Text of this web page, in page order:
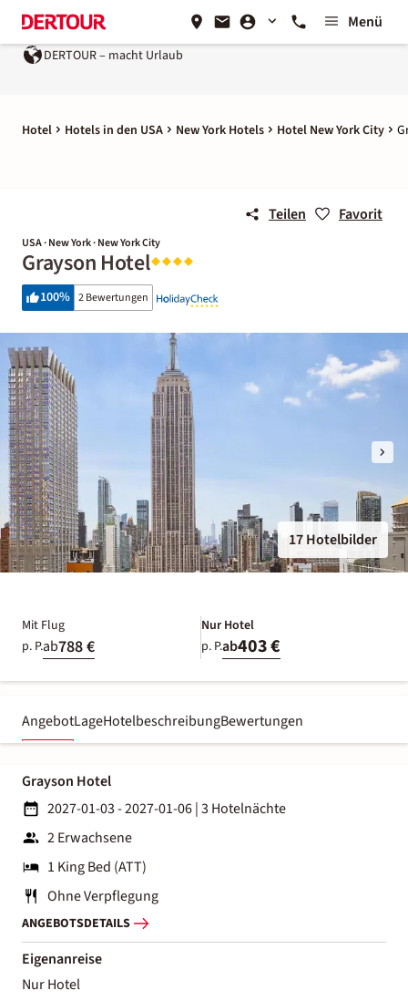
Menü
DERTOUR – macht Urlaub
Hotel Hotels in den USA New York Hotels Hotel New York City
Teilen Favorit
USA · New York · New York City
Grayson Hotel
100% 2 Bewertungen
17 Hotelbilder
Mit Flug
p. P.ab788 €
Nur Hotel
p. P.ab403 €
AngebotLageHotelbeschreibungBewertungen
Grayson Hotel
2027-01-03 - 2027-01-06|3 Hotelnächte
2 Erwachsene
1 King Bed (ATT)
Ohne Verpflegung
ANGEBOTSDETAILS
Eigenanreise
Nur Hotel